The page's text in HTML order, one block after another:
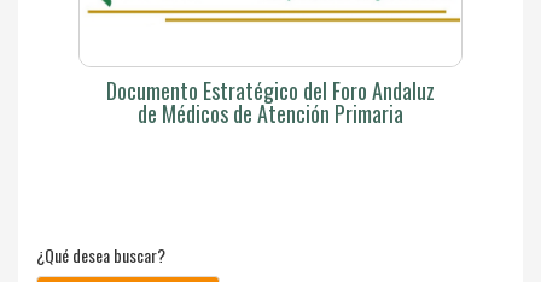
Documento Estratégico del Foro Andaluz
de Médicos de Atención Primaria
¿Qué desea buscar?